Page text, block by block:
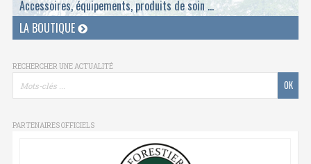
Accessoires, équipements, produits de soin ...
LA BOUTIQUE
RECHERCHER UNE ACTUALITÉ
PARTENAIRES OFFICIELS